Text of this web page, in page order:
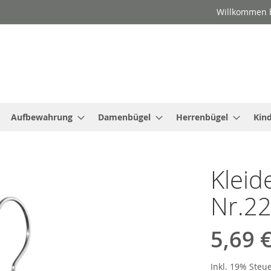
Willkommen
Aufbewahrung Damenbügel Herrenbügel
5,69
Inkl. 19%